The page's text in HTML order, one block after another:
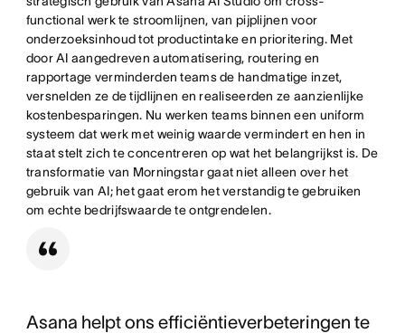
functional werk te stroomlijnen, van pijplijnen voor
onderzoeksinhoud tot productintake en prioritering. Met
door AI aangedreven automatisering, routering en
rapportage verminderden teams de handmatige inzet,
versnelden ze de tijdlijnen en realiseerden ze aanzienlijke
kostenbesparingen. Nu werken teams binnen een uniform
systeem dat werk met weinig waarde vermindert en hen in
staat stelt zich te concentreren op wat het belangrijkst is. De
transformatie van Morningstar gaat niet alleen over het
gebruik van AI; het gaat erom het verstandig te gebruiken
om echte bedrijfswaarde te ontgrendelen.
Asana helpt ons efficiëntieverbeteringen te